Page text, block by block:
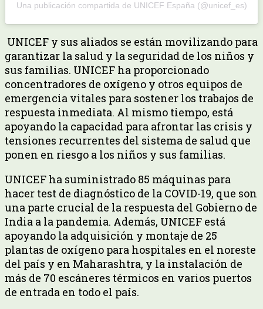
Una publicación compartida de UNICEF España (@unicef_es)
UNICEF y sus aliados se están movilizando para
garantizar la salud y la seguridad de los niños y
sus familias. UNICEF ha proporcionado
concentradores de oxígeno y otros equipos de
emergencia vitales para sostener los trabajos de
respuesta inmediata. Al mismo tiempo, está
apoyando la capacidad para afrontar las crisis y
tensiones recurrentes del sistema de salud que
ponen en riesgo a los niños y sus familias.
UNICEF ha suministrado 85 máquinas para
hacer test de diagnóstico de la COVID-19, que son
una parte crucial de la respuesta del Gobierno de
India a la pandemia. Además, UNICEF está
apoyando la adquisición y montaje de 25
plantas de oxígeno para hospitales en el noreste
del país y en Maharashtra, y la instalación de
más de 70 escáneres térmicos en varios puertos
de entrada en todo el país.